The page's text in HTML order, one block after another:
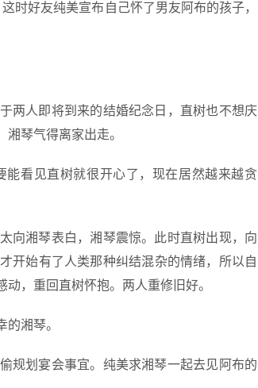
时好友纯美宣布自己怀了男友阿布的孩子，
两人即将到来的结婚纪念日，直树也不想庆
琴气得离家出走。
看见直树就很开心了，现在居然越来越贪
向湘琴表白，湘琴震惊。此时直树出现，向
开始有了人类那种纠结混杂的情绪，所以自
，重回直树怀抱。两人重修旧好。
湘琴。
规划宴会事宜。纯美求湘琴一起去见阿布的